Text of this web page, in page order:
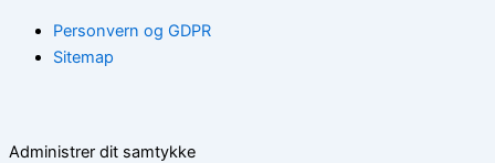
Personvern og GDPR
Sitemap
Administrer dit samtykke